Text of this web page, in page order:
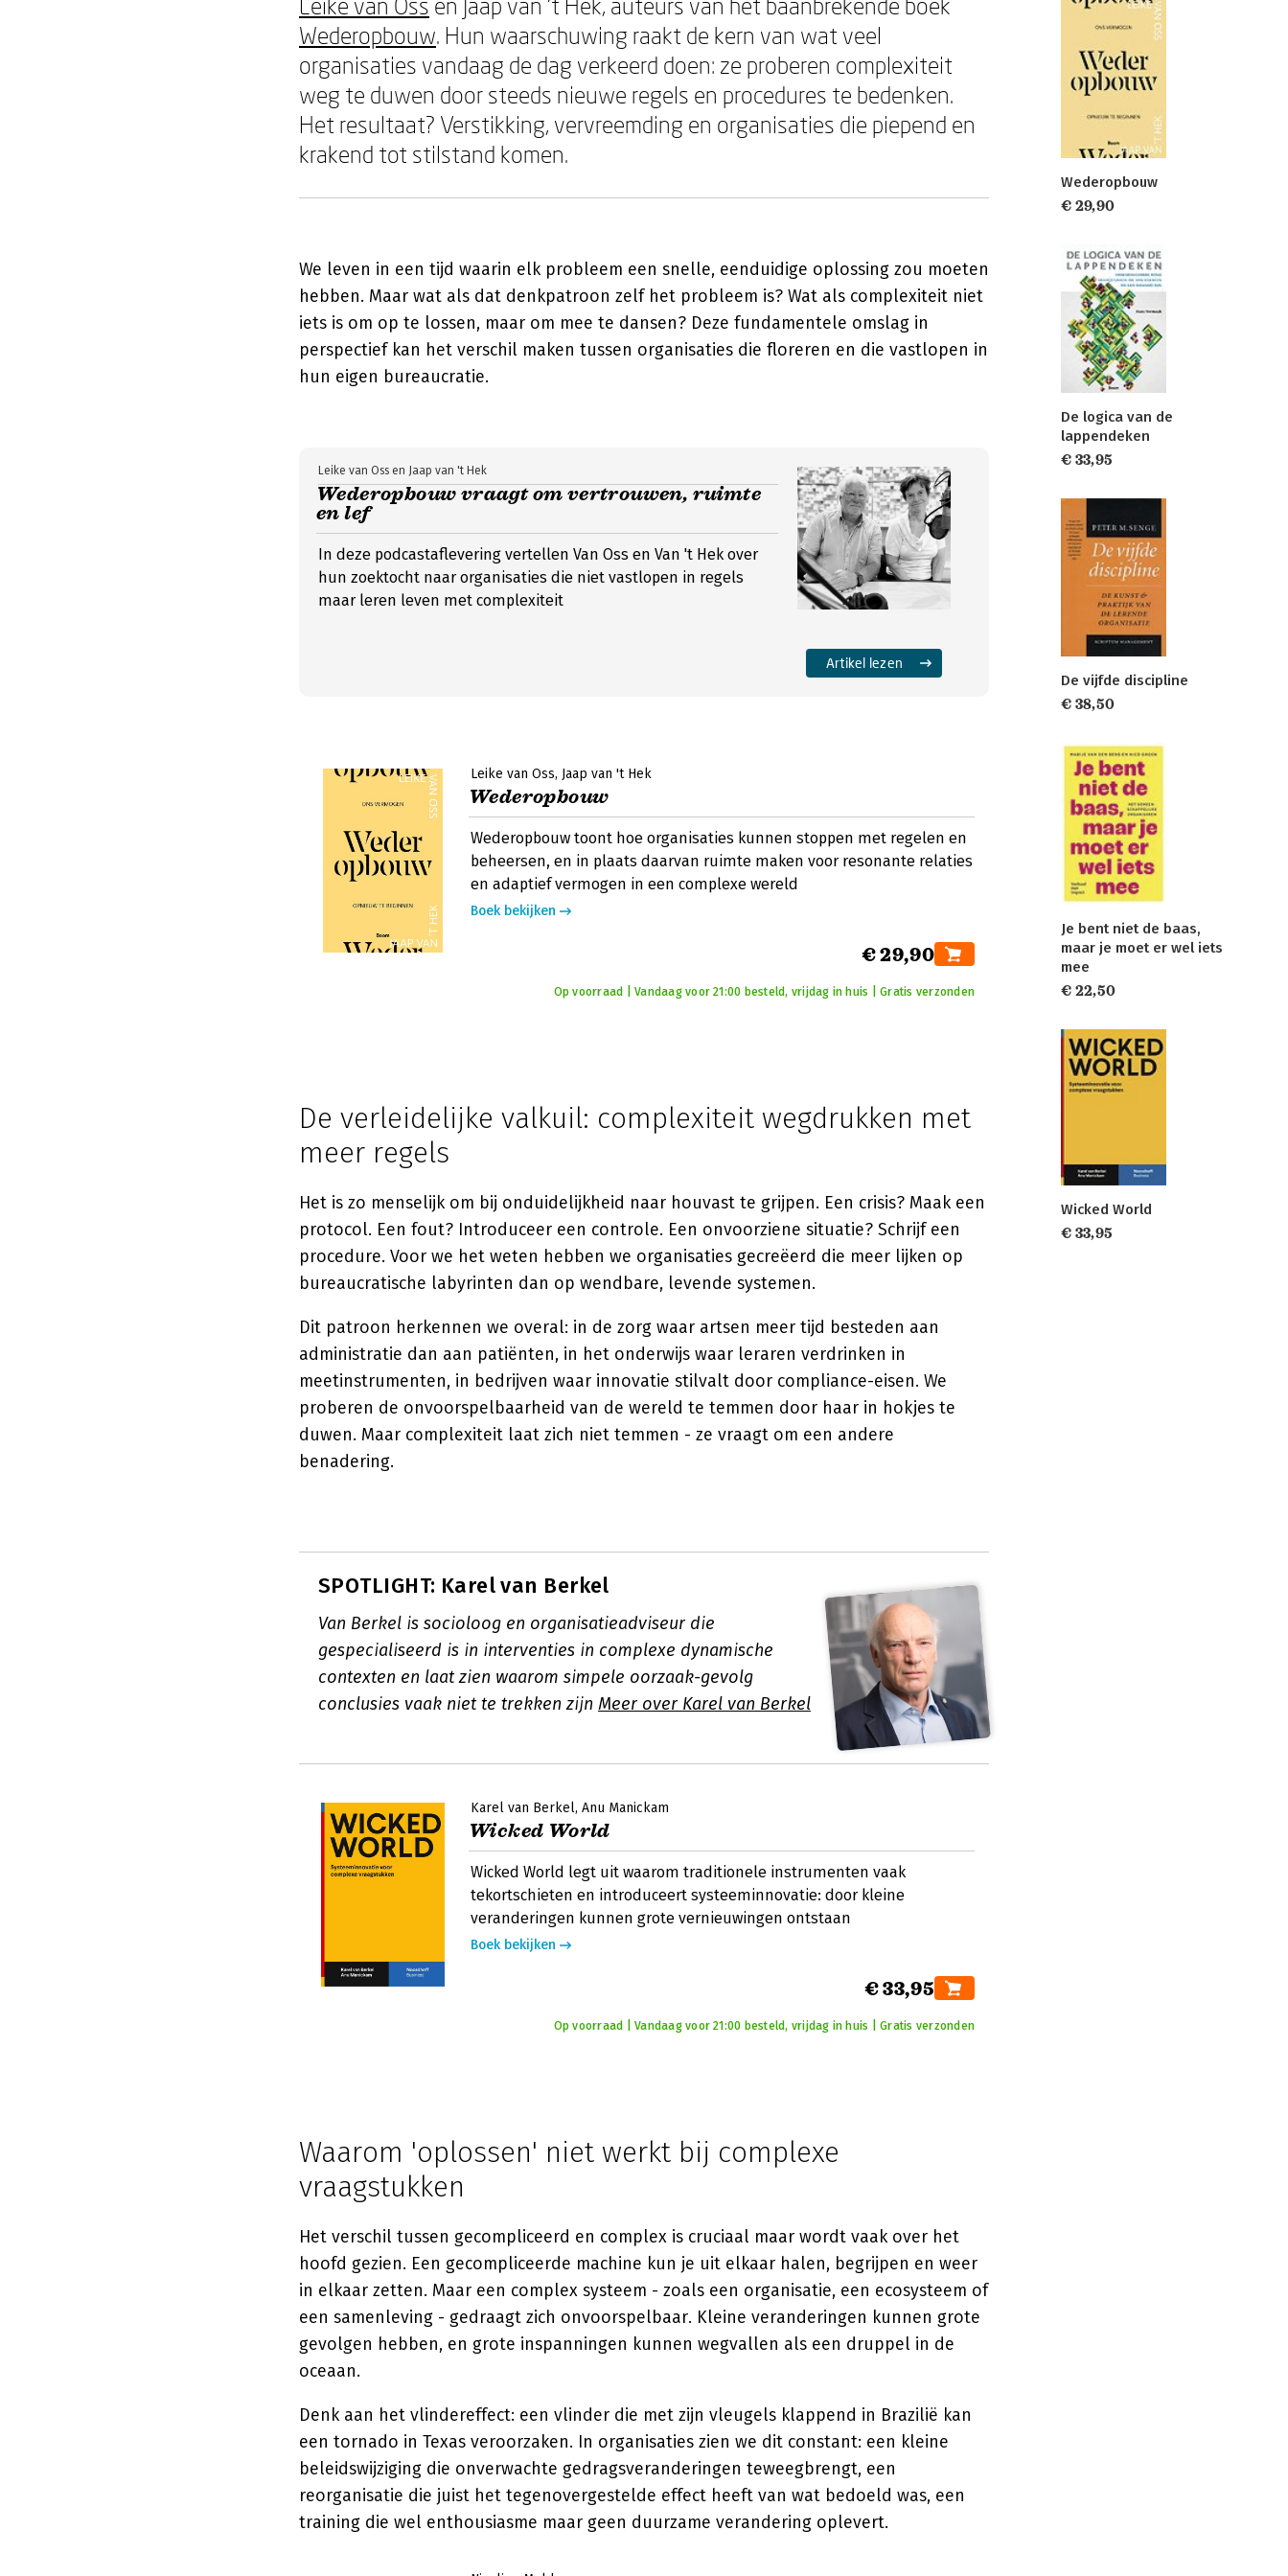
Wederopbouw. Hun waarschuwing raakt de kern van wat veel
organisaties vandaag de dag verkeerd doen: ze proberen complexiteit
weg te duwen door steeds nieuwe regels en procedures te bedenken.
Het resultaat? Verstikking, vervreemding en organisaties die piepend en
krakend tot stilstand komen.
We leven in een tijd waarin elk probleem een snelle, eenduidige oplossing zou moeten
hebben. Maar wat als dat denkpatroon zelf het probleem is? Wat als complexiteit niet
iets is om op te lossen, maar om mee te dansen? Deze fundamentele omslag in
perspectief kan het verschil maken tussen organisaties die floreren en die vastlopen in
hun eigen bureaucratie.
Wederopbouw vraagt om vertrouwen, ruimte
en lef
Leike van Oss en Jaap van 't Hek
In deze podcastaflevering vertellen Van Oss en Van 't Hek over
hun zoektocht naar organisaties die niet vastlopen in regels
maar leren leven met complexiteit
Artikel lezen
Leike van Oss Jaap van 't Hek
Wederopbouw
Wederopbouw toont hoe organisaties kunnen stoppen met regelen en
beheersen, en in plaats daarvan ruimte maken voor resonante relaties
en adaptief vermogen in een complexe wereld
Boek bekijken
€ 29,90
Op voorraad | Vandaag voor 21:00 besteld, vrijdag in huis | Gratis verzonden
De verleidelijke valkuil: complexiteit wegdrukken met
meer regels
Het is zo menselijk om bij onduidelijkheid naar houvast te grijpen. Een crisis? Maak een
protocol. Een fout? Introduceer een controle. Een onvoorziene situatie? Schrijf een
procedure. Voor we het weten hebben we organisaties gecreëerd die meer lijken op
bureaucratische labyrinten dan op wendbare, levende systemen.
Dit patroon herkennen we overal: in de zorg waar artsen meer tijd besteden aan
administratie dan aan patiënten, in het onderwijs waar leraren verdrinken in
meetinstrumenten, in bedrijven waar innovatie stilvalt door compliance-eisen. We
proberen de onvoorspelbaarheid van de wereld te temmen door haar in hokjes te
duwen. Maar complexiteit laat zich niet temmen - ze vraagt om een andere
benadering.
SPOTLIGHT: Karel van Berkel
Van Berkel is socioloog en organisatieadviseur die
gespecialiseerd is in interventies in complexe dynamische
contexten en laat zien waarom simpele oorzaak-gevolg
conclusies vaak niet te trekken zijn Meer over Karel van Berkel
Karel van Berkel Anu Manickam
Wicked World
Wicked World legt uit waarom traditionele instrumenten vaak
tekortschieten en introduceert systeeminnovatie: door kleine
veranderingen kunnen grote vernieuwingen ontstaan
Boek bekijken
€ 33,95
Op voorraad | Vandaag voor 21:00 besteld, vrijdag in huis | Gratis verzonden
Waarom 'oplossen' niet werkt bij complexe
vraagstukken
Het verschil tussen gecompliceerd en complex is cruciaal maar wordt vaak over het
hoofd gezien. Een gecompliceerde machine kun je uit elkaar halen, begrijpen en weer
in elkaar zetten. Maar een complex systeem - zoals een organisatie, een ecosysteem of
een samenleving - gedraagt zich onvoorspelbaar. Kleine veranderingen kunnen grote
gevolgen hebben, en grote inspanningen kunnen wegvallen als een druppel in de
oceaan.
Denk aan het vlindereffect: een vlinder die met zijn vleugels klappend in Brazilië kan
een tornado in Texas veroorzaken. In organisaties zien we dit constant: een kleine
beleidswijziging die onverwachte gedragsveranderingen teweegbrengt, een
reorganisatie die juist het tegenovergestelde effect heeft van wat bedoeld was, een
training die wel enthousiasme maar geen duurzame verandering oplevert.
Wederopbouw
€ 29,90
De logica van de
lappendeken
€ 33,95
De vijfde discipline
€ 38,50
Je bent niet de baas,
maar je moet er wel iets
mee
€ 22,50
Wicked World
€ 33,95